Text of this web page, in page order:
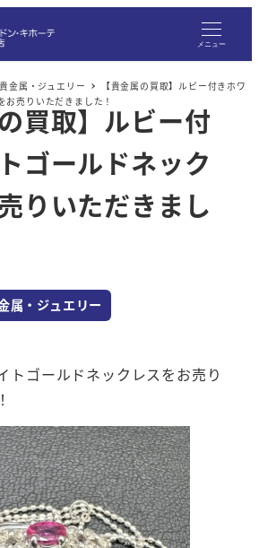
メニュー
貴金属・ジュエリー
【貴金属の買取】ルビー付きホワ
お売りいただきました！
買取】ルビー付
ゴールドネック
りいただきまし
ゴリー
属・ジュエリー
トゴールドネックレスをお売り